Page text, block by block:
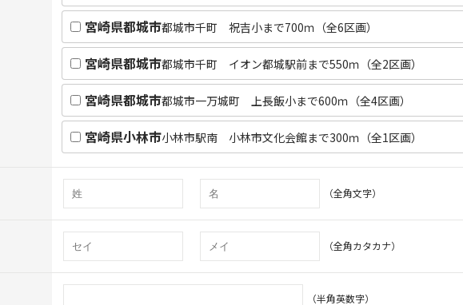
宮崎県都城市都城市千町 祝吉小まで700ｍ（全6区画）
宮崎県都城市都城市千町 イオン都城駅前まで550ｍ（全2区画）
宮崎県都城市都城市一万城町 上長飯小まで600ｍ（全4区画）
宮崎県小林市小林市駅南 小林市文化会館まで300ｍ（全1区画）
（全角文字）
（全角カタカナ）
（半角英数字）